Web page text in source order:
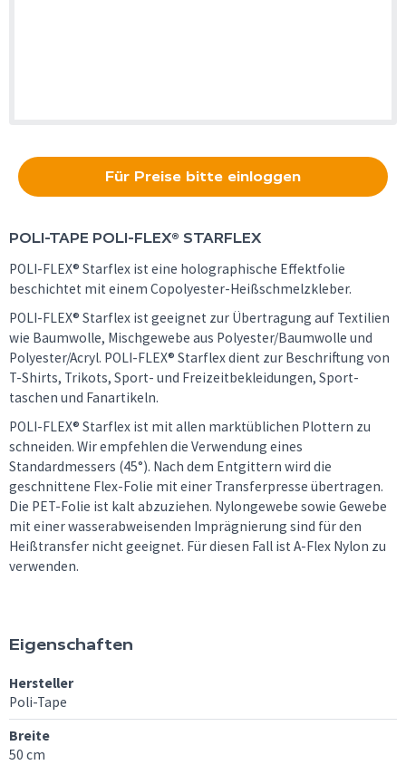
Für Preise bitte einloggen
POLI-TAPE POLI-FLEX® STARFLEX
POLI-FLEX® Starflex ist eine holographische Effektfolie
beschichtet mit einem Copolyester-Heißschmelzkleber.
POLI-FLEX® Starflex ist geeignet zur Übertragung auf Textilien
wie Baumwolle, Mischgewebe aus Polyester/Baumwolle und
Polyester/Acryl. POLI-FLEX® Starflex dient zur Beschriftung von
T-Shirts, Trikots, Sport- und Freizeitbekleidungen, Sport-
taschen und Fanartikeln.
POLI-FLEX® Starflex ist mit allen marktüblichen Plottern zu
schneiden. Wir empfehlen die Verwendung eines
Standardmessers (45°). Nach dem Entgittern wird die
geschnittene Flex-Folie mit einer Transferpresse übertragen.
Die PET-Folie ist kalt abzuziehen. Nylongewebe sowie Gewebe
mit einer wasserabweisenden Imprägnierung sind für den
Heißtransfer nicht geeignet. Für diesen Fall ist A-Flex Nylon zu
verwenden.
Eigenschaften
Hersteller
Poli-Tape
Breite
50 cm